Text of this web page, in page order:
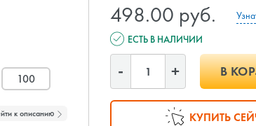
100
к описанию
498.00 руб.
ЕСТЬ В НАЛИЧИИ
В
КУПИТЬ